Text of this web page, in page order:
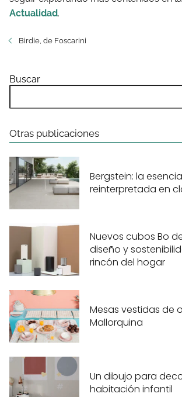
Actualidad.
Birdie, de Foscarini
Buscar
Otras publicaciones
Bergstein: la
reinterpretada en
Nuevos cubos Bo
diseño y
rincón del hogar
Mesas vestidas de
Mallorquina
Un dibujo para
habitación infantil